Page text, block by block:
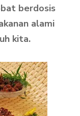
berdosis
alami
kita.